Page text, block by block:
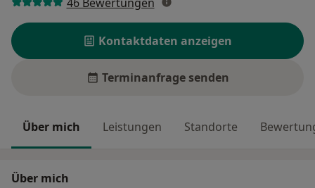
Kontaktdaten anzeigen
Terminanfrage senden
Über mich Leistungen Standorte
Über mich